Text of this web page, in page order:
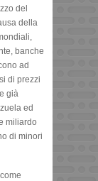
del
della
banche
ad
di prezzi
già
ed
miliardo
di minori